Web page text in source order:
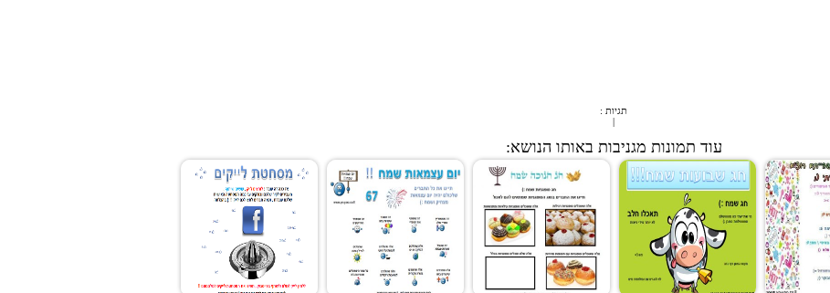
תגיות :
|
עוד תמונות מגניבות באותו הנושא: